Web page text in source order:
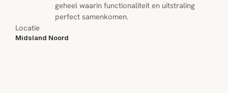
geheel waarin functionaliteit en uitstraling
perfect samenkomen.
Locatie
Midsland Noord